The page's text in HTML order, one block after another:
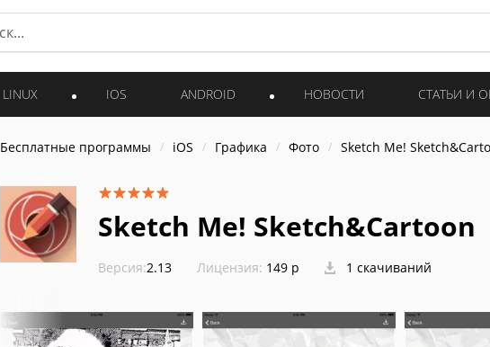
LINUX IOS ANDROID НОВОСТИ СТАТЬИ И
Бесплатные программы iOS Графика Фото Sketch Me!
Sketch Me! Sketch&Cartoon
Версия:2.13 Лицензия: 149 р 1 скачиваний